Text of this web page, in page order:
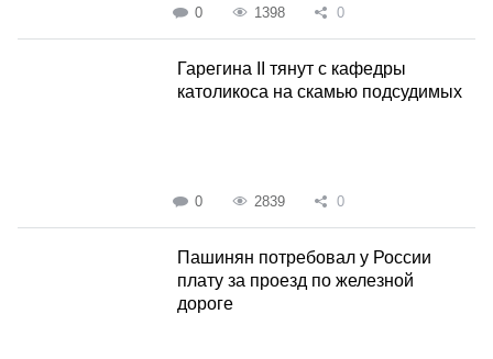
0 1398 0
Гарегина II тянут с кафедры
католикоса на скамью подсудимых
0 2839 0
Пашинян потребовал у России
плату за проезд по железной
дороге